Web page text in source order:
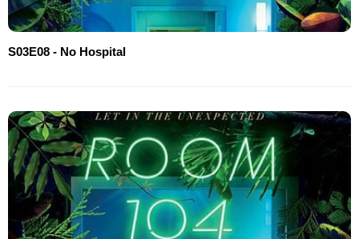
S03E08 - No Hospital